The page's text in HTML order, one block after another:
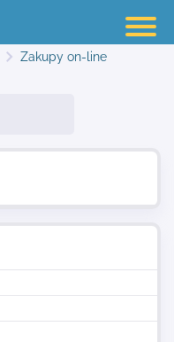
Zakupy on-line